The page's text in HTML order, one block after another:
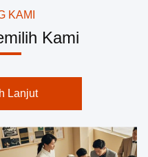
KAMI
Kami
Lanjut